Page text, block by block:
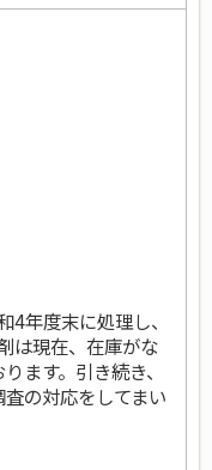
4年度末に処理し、
は現在、在庫がな
ます。引き続き、
の対応をしてまい